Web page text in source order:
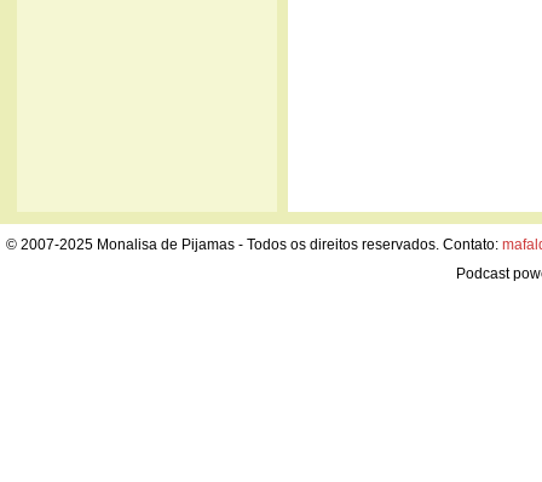
© 2007-2025 Monalisa de Pijamas - Todos os direitos reservados. Contato:
Podcast